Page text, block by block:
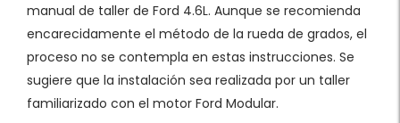
manual de taller de Ford 4.6L. Aunque se recomienda
encarecidamente el método de la rueda de grados, el
proceso no se contempla en estas instrucciones. Se
sugiere que la instalación sea realizada por un taller
familiarizado con el motor Ford Modular.